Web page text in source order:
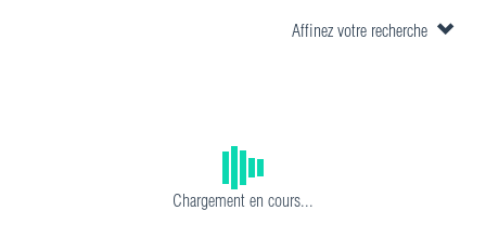
Chargement en cours...